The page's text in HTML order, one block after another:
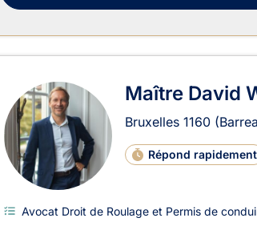
Maître David
Bruxelles 1160
Répond rapidement
Avocat Droit de Roulage et Permis de